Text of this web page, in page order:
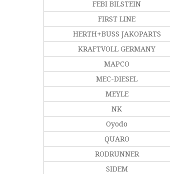
FEBI BILSTEIN
FIRST LINE
HERTH+BUSS JAKOPARTS
KRAFTVOLL GERMANY
MAPCO
MEC-DIESEL
MEYLE
NK
Oyodo
QUARO
RODRUNNER
SIDEM